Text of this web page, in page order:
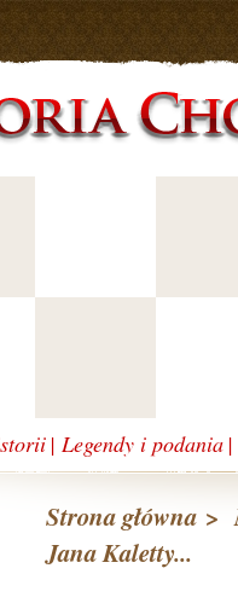
| Legendy i podania |
Strona główna >
Jana Kaletty...